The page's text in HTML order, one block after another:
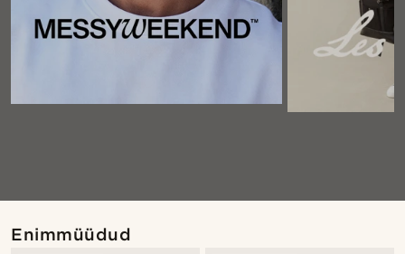
Enimmüüdud